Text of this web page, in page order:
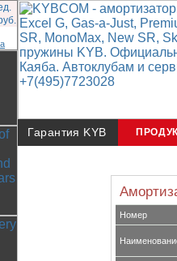
Гарантия KYB
Номер